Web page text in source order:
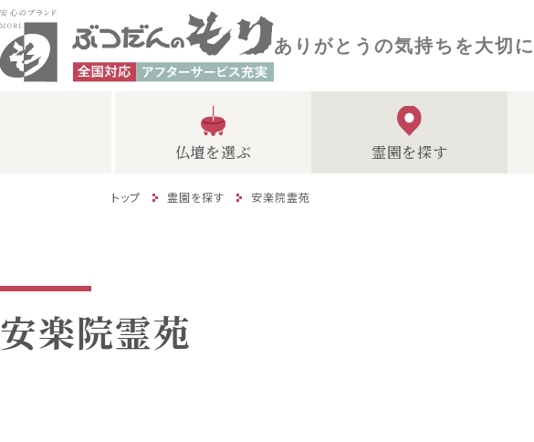
ありがとうの気持ちを大切に
仏壇を選ぶ 霊園を探す
トップ 霊園を探す 安楽院霊苑
安楽院霊苑